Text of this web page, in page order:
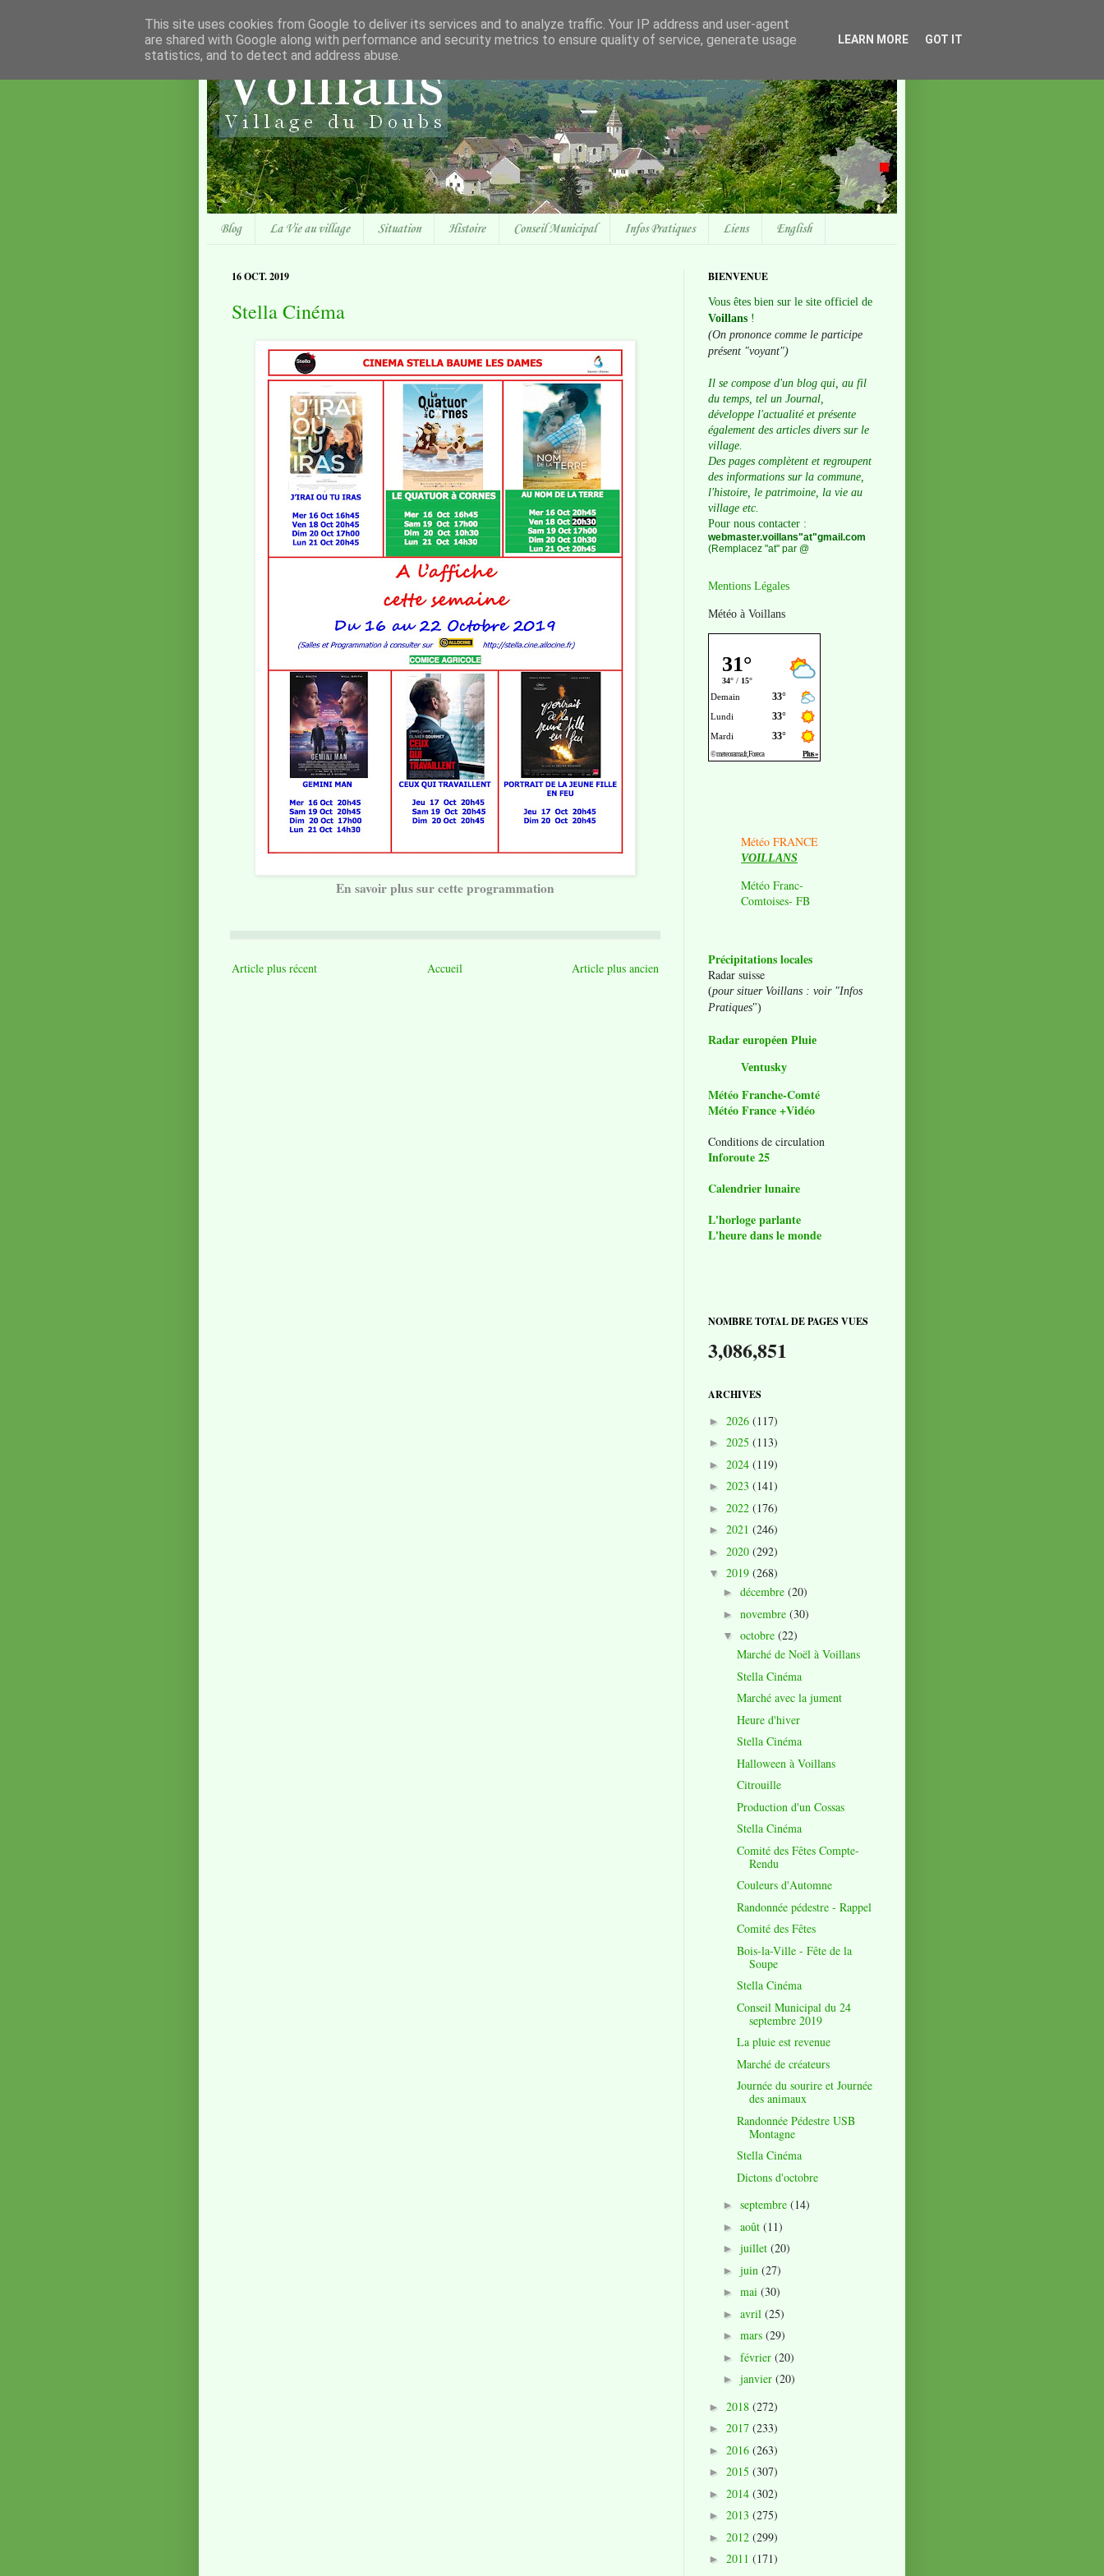
Blog La Vie au village Situation Histoire Conseil Municipal Infos Pratiques Liens English
16 OCT. 2019
Stella Cinéma
En savoir plus sur cette programmation
Article plus récent Article plus ancien
Accueil
BIENVENUE
Vous êtes bien sur le site officiel de
Voillans !
(On prononce comme le participe
présent "voyant")
Il se compose d'un blog qui, au fil
du temps, tel un Journal,
développe l'actualité et présente
également des articles divers sur le
village.
Des pages complètent et regroupent
des informations sur la commune,
l'histoire, le patrimoine, la vie au
village etc.
Pour nous contacter :
webmaster.voillans"at"gmail.com
(Remplacez "at" par @
Mentions Légales
Météo à Voillans
Météo FRANCE
VOILLANS
Météo Franc-
Comtoises- FB
Précipitations locales
Radar suisse
(pour situer Voillans : voir "Infos
Pratiques")
Radar européen Pluie
Ventusky
Météo Franche-Comté
Météo France +Vidéo
Conditions de circulation
Inforoute 25
Calendrier lunaire
L'horloge parlante
L'heure dans le monde
NOMBRE TOTAL DE PAGES VUES
3,086,851
ARCHIVES
► 2026 (117)
► 2025 (113)
► 2024 (119)
► 2023 (141)
► 2022 (176)
► 2021 (246)
► 2020 (292)
▼ 2019 (268)
► décembre (20)
► novembre (30)
▼ octobre (22)
Marché de Noël à Voillans
Stella Cinéma
Marché avec la jument
Heure d'hiver
Stella Cinéma
Halloween à Voillans
Citrouille
Production d'un Cossas
Stella Cinéma
Comité des Fêtes Compte-
Rendu
Couleurs d'Automne
Randonnée pédestre - Rappel
Comité des Fêtes
Bois-la-Ville - Fête de la
Soupe
Stella Cinéma
Conseil Municipal du 24
septembre 2019
La pluie est revenue
Marché de créateurs
Journée du sourire et Journée
des animaux
Randonnée Pédestre USB
Montagne
Stella Cinéma
Dictons d'octobre
► septembre (14)
► août (11)
► juillet (20)
► juin (27)
► mai (30)
► avril (25)
► mars (29)
► février (20)
► janvier (20)
► 2018 (272)
► 2017 (233)
► 2016 (263)
► 2015 (307)
► 2014 (302)
► 2013 (275)
► 2012 (299)
► 2011 (171)
This site uses cookies from Google to deliver its services and to analyze traffic. Your IP address and user-agent
are shared with Google along with performance and security metrics to ensure quality of service, generate usage
statistics, and to detect and address abuse.
LEARN MORE GOT IT